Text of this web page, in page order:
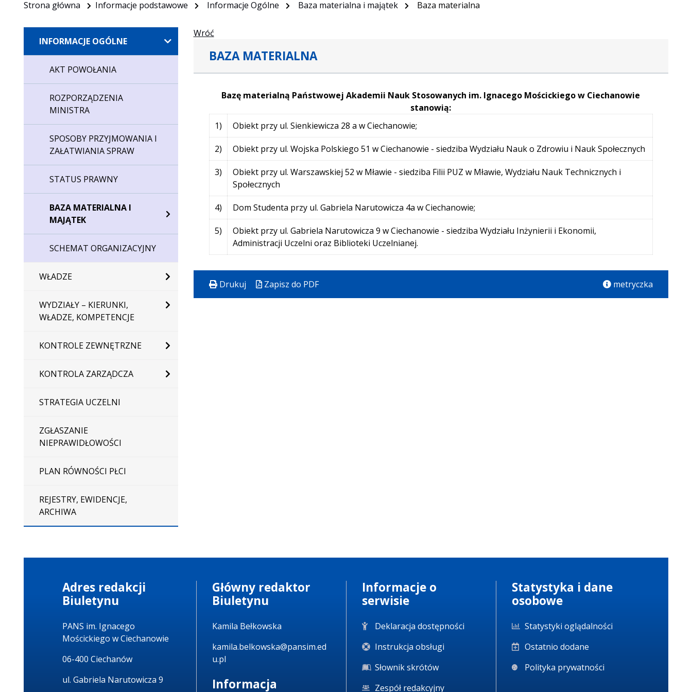
Strona główna Informacje podstawowe Informacje Ogólne Baza materialna i majątek Baza materialna
INFORMACJE OGÓLNE
AKT POWOŁANIA
ROZPORZĄDZENIA
MINISTRA
SPOSOBY PRZYJMOWANIA I
ZAŁATWIANIA SPRAW
STATUS PRAWNY
BAZA MATERIALNA I
MAJĄTEK
SCHEMAT ORGANIZACYJNY
WŁADZE
WYDZIAŁY – KIERUNKI,
WŁADZE, KOMPETENCJE
KONTROLE ZEWNĘTRZNE
KONTROLA ZARZĄDCZA
STRATEGIA UCZELNI
ZGŁASZANIE
NIEPRAWIDŁOWOŚCI
PLAN RÓWNOŚCI PŁCI
REJESTRY, EWIDENCJE,
ARCHIWA
Wróć
BAZA MATERIALNA
Bazę materialną Państwowej Akademii Nauk Stosowanych im. Ignacego Mościckiego w Ciechanowie
stanowią:
1)
Obiekt przy ul. Sienkiewicza 28 a w Ciechanowie;
2) Obiekt przy ul. Wojska Polskiego 51 w Ciechanowie - siedziba Wydziału Nauk o Zdrowiu i Nauk Społecznych
3)
Obiekt przy ul. Warszawskiej 52 w Mławie - siedziba Filii PUZ w Mławie, Wydziału Nauk Technicznych i
Społecznych
4) Dom Studenta przy ul. Gabriela Narutowicza 4a w Ciechanowie;
5)
Obiekt przy ul. Gabriela Narutowicza 9 w Ciechanowie - siedziba Wydziału Inżynierii i Ekonomii,
Administracji Uczelni oraz Biblioteki Uczelnianej.
Drukuj Zapisz do PDF metryczka
Adres redakcji
Biuletynu
PANS im. Ignacego
Mościckiego w Ciechanowie
06-400 Ciechanów
ul. Gabriela Narutowicza 9
Główny redaktor
Biuletynu
Kamila Bełkowska
kamila.belkowska@pansim.ed
u.pl
Informacja
Informacje o
serwisie
Deklaracja dostępności
Instrukcja obsługi
Słownik skrótów
Zespół redakcyjny
Statystyka i dane
osobowe
Statystyki oglądalności
Ostatnio dodane
Polityka prywatności